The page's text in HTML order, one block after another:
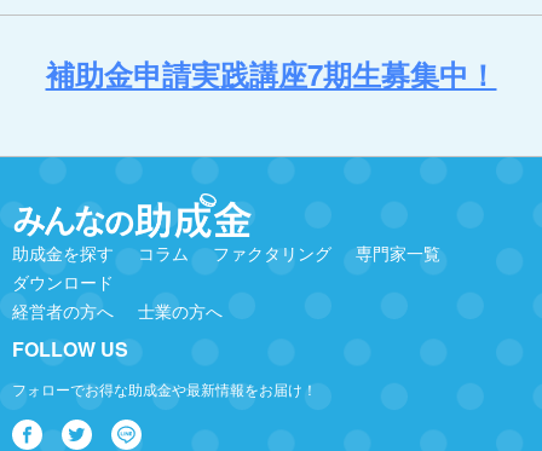
補助金申請実践講座7期生募集中！
助成金を探す コラム ファクタリング
専門家一覧
ダウンロード
経営者の方へ
士業の方へ
FOLLOW US
フォローでお得な助成金や最新情報をお届け！